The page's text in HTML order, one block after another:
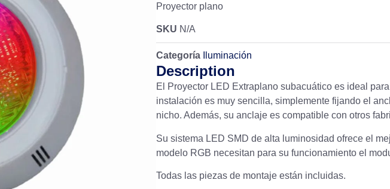
Proyector plano
SKU N/A
Categoría Iluminación
Description
El Proyector LED Extraplano subacuático es ideal
instalación es muy sencilla, simplemente fijando el
nicho. Además, su anclaje es compatible con otros
Su sistema LED SMD de alta luminosidad ofrece el
modelo RGB necesitan para su funcionamiento el
Todas las piezas de montaje están incluidas.